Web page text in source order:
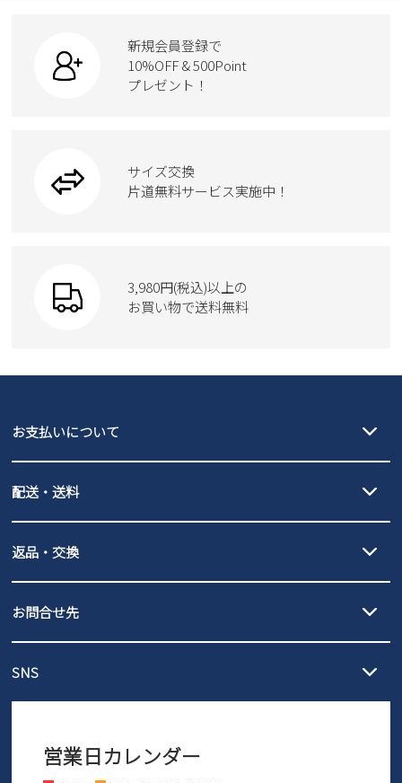
カジュアルシューズ
ワークシューズ
ウェア
moz
ローファー
ブーツ
Parade
GAP
スクール
new balance
瞬足
ボディバッグ
ハンドバッグ
トートバッグ
ケア用品
新規会員登録で
10%OFF & 500Point
プレゼント！
サイズ交換
片道無料サービス実施中！
3,980円(税込)以上の
お買い物で送料無料
お支払いについて
PayPay（オンライン決済）、代金引換のご利用が可能です。
配送・送料
北海道・本州・四国・九州…550円
3,980円（税込）以上お買い上げで送料無料
発送日・送料詳細については
ご利用ください。
全国一律…220円（税込）
発送日・送料詳細についてはご利用ガイドを
ご利用ください。
返品・交換
の片道無料サービスを実施中！
ントとしても安心してご利用いただけるよう、サイズ交換の受付期
さい。
お問合せ先
営業時間：11時～17時
※土日祝はお問い合わせ窓口休業日となります。
SNS
Facebook Instagram
営業日カレンダー